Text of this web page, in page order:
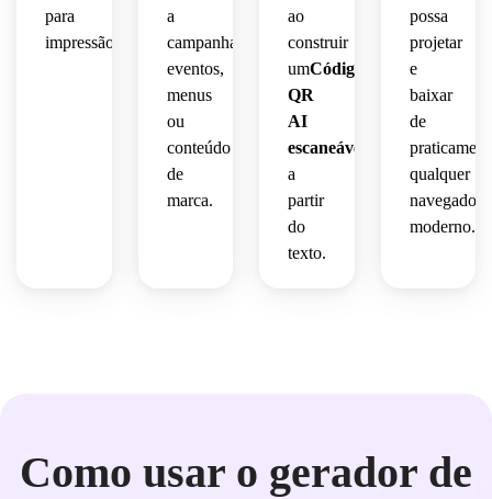
e
compartilhamento
sociais.
de
visita,
e
preservada
para
pages,
e
de
para
impressão.
a
campanhas,
eventos,
menus
ou
conteúdo
de
marca.
ao
construir
umCódigo
QR
AI
escaneável
conceito
a
partir
do
texto.
possa
projetar
e
baixar
de
qualquer
navegador
moderno.
Como usar o gerador de